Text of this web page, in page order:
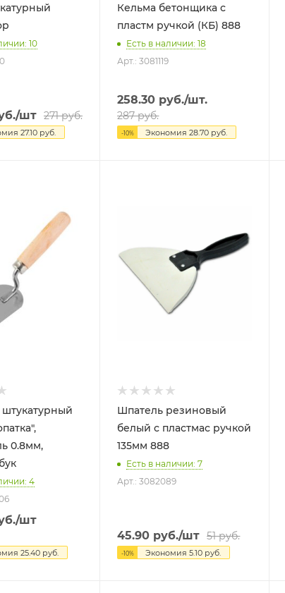
10
/шт 271руб.
27.10 руб.
Кельма бетонщика с
пластм ручкой (КБ) 888
Есть в наличии: 18
Арт.: 3081119
258.30 руб./шт.
287руб.
-10% Экономия28.70 руб.
0.8мм,
4
/шт
25.40 руб.
Шпатель резиновый
белый с пластмас ручкой
135мм 888
Есть в наличии: 7
Арт.: 3082089
45.90 руб./шт 51руб.
-10% Экономия5.10 руб.